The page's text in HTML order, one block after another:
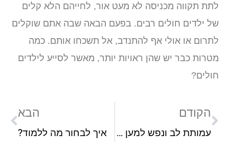
תקווה מכניסה לא מעט אור, לחייהם הלא קלים
ילדים חולים רבים. בפעם הבאה שבה אתם שוקלים
או אולי אף להתנדב, אל תשכחו אותם. כמה
כבר יש שהן ראויות יותר, מאשר לסייע לילדים
הקודם
עמותת לב ונפש למען ילדים בעלי צרכים מיוחדים: הכירו את פעילות הארגון
הבא
איך לבחור מה ללמוד?